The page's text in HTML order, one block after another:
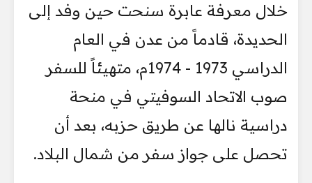
خلال معرفة عابرة سنحت حين وفد إلى
الحديدة، قادماً من عدن في العام
الدراسي 1973 - 1974م، متهيئاً للسفر
صوب الاتحاد السوفيتي في منحة
دراسية نالها عن طريق حزبه، بعد أن
تحصل على جواز سفر من شمال البلاد.